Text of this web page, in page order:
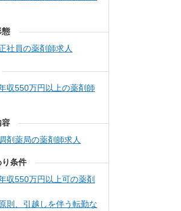
態
社員の薬剤師求人
収550万円以上の薬剤師
容
剤薬局の薬剤師求人
り条件
収550万円以上可の薬剤
則、引越しを伴う転勤な